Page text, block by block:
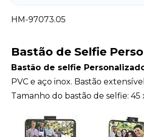
HM-97073.05
Bastão de Selfie
Bastão de selfie
PVC e aço inox. Bastão
Tamanho do bastão de selfie: 45